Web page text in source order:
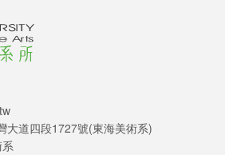
大道四段1727號(東海美術系)